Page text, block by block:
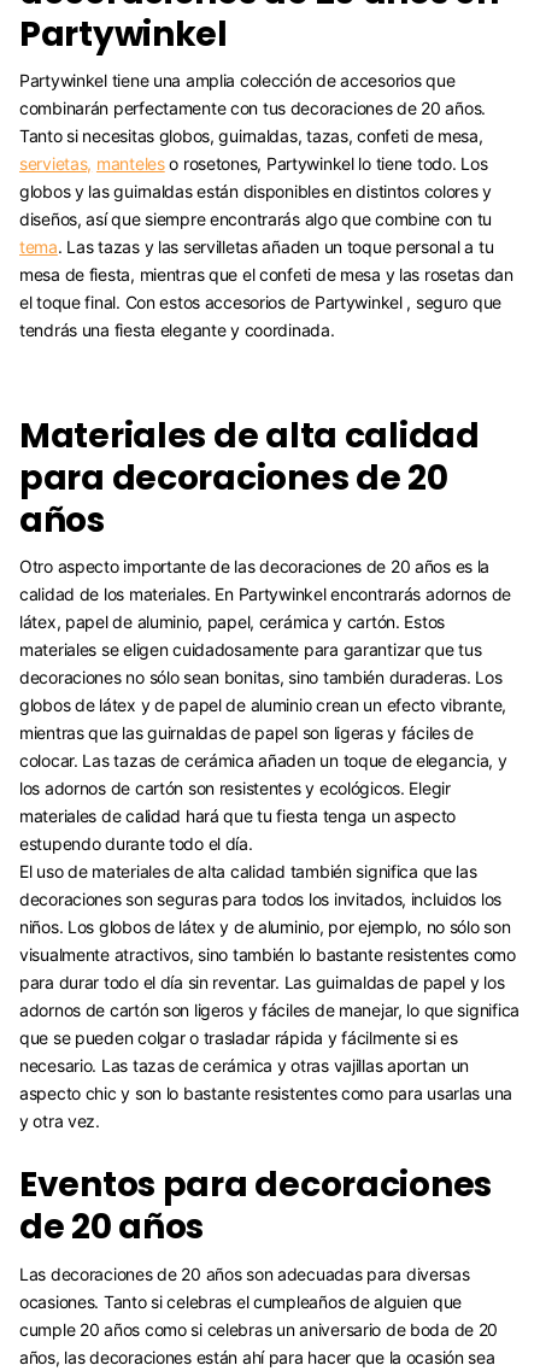
Partywinkel
Partywinkel tiene una amplia colección de accesorios que
combinarán perfectamente con tus decoraciones de 20 años.
Tanto si necesitas globos, guirnaldas, tazas, confeti de mesa,
servietas, manteleso rosetones, Partywinkel lo tiene todo. Los
globos y las guirnaldas están disponibles en distintos colores y
diseños, así que siempre encontrarás algo que combine con tu
tema. Las tazas y las servilletas añaden un toque personal a tu
mesa de fiesta, mientras que el confeti de mesa y las rosetas dan
el toque final. Con estos accesorios de Partywinkel , seguro que
tendrás una fiesta elegante y coordinada.
Materiales de alta calidad
para decoraciones de 20
años
Otro aspecto importante de las decoraciones de 20 años es la
calidad de los materiales. En Partywinkel encontrarás adornos de
látex, papel de aluminio, papel, cerámica y cartón. Estos
materiales se eligen cuidadosamente para garantizar que tus
decoraciones no sólo sean bonitas, sino también duraderas. Los
globos de látex y de papel de aluminio crean un efecto vibrante,
mientras que las guirnaldas de papel son ligeras y fáciles de
colocar. Las tazas de cerámica añaden un toque de elegancia, y
los adornos de cartón son resistentes y ecológicos. Elegir
materiales de calidad hará que tu fiesta tenga un aspecto
estupendo durante todo el día.
El uso de materiales de alta calidad también significa que las
decoraciones son seguras para todos los invitados, incluidos los
niños. Los globos de látex y de aluminio, por ejemplo, no sólo son
visualmente atractivos, sino también lo bastante resistentes como
para durar todo el día sin reventar. Las guirnaldas de papel y los
adornos de cartón son ligeros y fáciles de manejar, lo que significa
que se pueden colgar o trasladar rápida y fácilmente si es
necesario. Las tazas de cerámica y otras vajillas aportan un
aspecto chic y son lo bastante resistentes como para usarlas una
y otra vez.
Eventos para decoraciones
de 20 años
Las decoraciones de 20 años son adecuadas para diversas
ocasiones. Tanto si celebras el cumpleaños de alguien que
cumple 20 años como si celebras un aniversario de boda de 20
años, las decoraciones están ahí para hacer que la ocasión sea